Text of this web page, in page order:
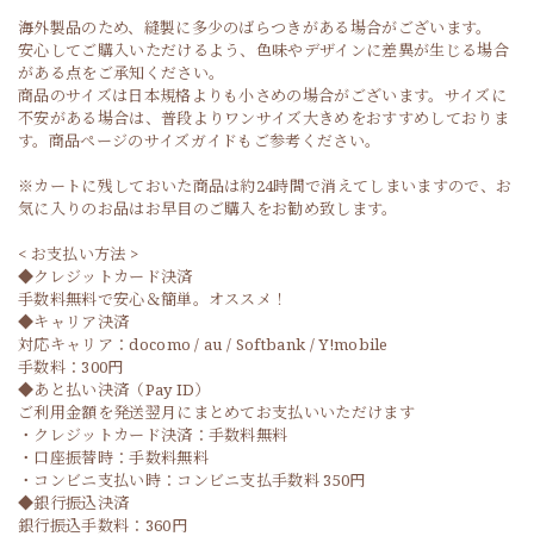
海外製品のため、縫製に多少のばらつきがある場合がございます。
安心してご購入いただけるよう、色味やデザインに差異が生じる場合
がある点をご承知ください。
商品のサイズは日本規格よりも小さめの場合がございます。サイズに
不安がある場合は、普段よりワンサイズ大きめをおすすめしておりま
す。商品ページのサイズガイドもご参考ください。
※カートに残しておいた商品は約24時間で消えてしまいますので、お
気に入りのお品はお早目のご購入をお勧め致します。
< お支払い方法 >
◆クレジットカード決済
手数料無料で安心＆簡単。オススメ！
◆キャリア決済
対応キャリア：docomo / au / Softbank / Y!mobile
手数料：300円
◆あと払い決済（Pay ID）
ご利用金額を発送翌月にまとめてお支払いいただけます
・クレジットカード決済：手数料無料
・口座振替時：手数料無料
・コンビニ支払い時：コンビニ支払手数料 350円
◆銀行振込決済
銀行振込手数料：360円